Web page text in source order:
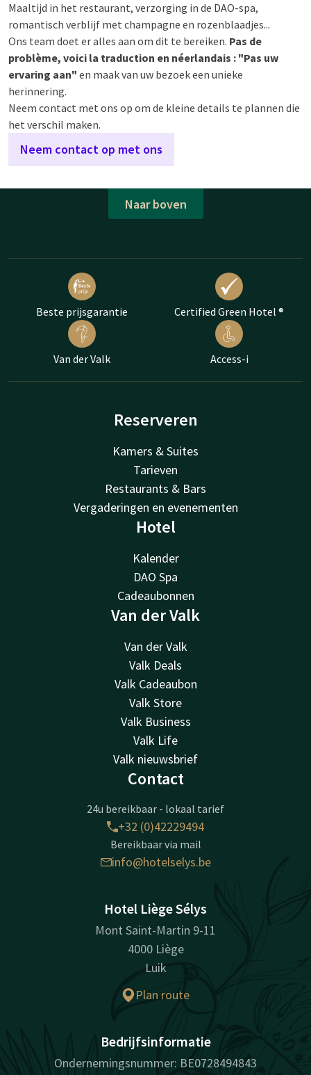
Maaltijd in het restaurant, verzorging in de DAO-spa,
romantisch verblijf met champagne en rozenblaadjes...
Ons team doet er alles aan om dit te bereiken. Pas de
problème, voici la traduction en néerlandais : "Pas uw
ervaring aan" en maak van uw bezoek een unieke
herinnering.
Neem contact met ons op om de kleine details te plannen die
het verschil maken.
Neem contact op met ons
Naar boven
Beste prijsgarantie Certified Green Hotel ®
Van der Valk Access-i
Reserveren
Kamers & Suites
Tarieven
Restaurants & Bars
Vergaderingen en evenementen
Hotel
Kalender
DAO Spa
Cadeaubonnen
Van der Valk
Van der Valk
Valk Deals
Valk Cadeaubon
Valk Store
Valk Business
Valk Life
Valk nieuwsbrief
Contact
24u bereikbaar - lokaal tarief
+32 (0)42229494
Bereikbaar via mail
info@hotelselys.be
Hotel Liège Sélys
Mont Saint-Martin 9-11
4000 Liège
Luik
Plan route
Bedrijfsinformatie
Ondernemingsnummer: BE0728494843